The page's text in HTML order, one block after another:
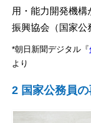
用・能力開発機
振興協会（国家公
*朝日新聞デジタル『
より
2 国家公務員の